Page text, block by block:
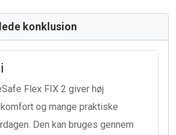
konklusion
Flex FIX 2 giver høj
og mange praktiske
Den kan bruges gennem